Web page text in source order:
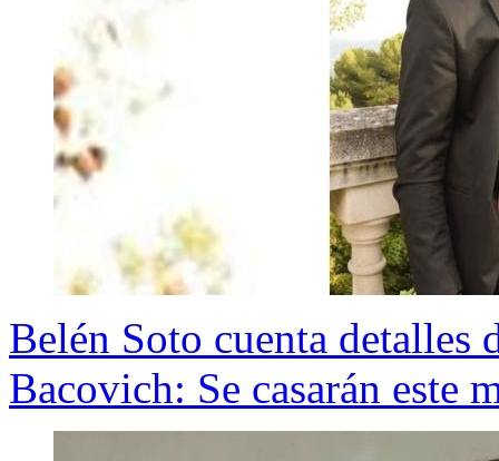
Belén Soto cuenta
Bacovich: Se casarán este